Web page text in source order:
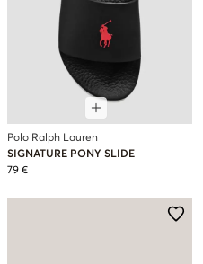
Polo Ralph Lauren
SIGNATURE PONY SLIDE
79 €